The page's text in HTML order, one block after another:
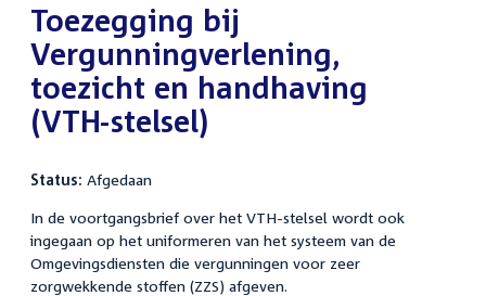
:Toezegging bij
Vergunningverlening,
toezicht en handhaving
(VTH-stelsel)
Status: Afgedaan
In de voortgangsbrief over het VTH-stelsel wordt ook
ingegaan op het uniformeren van het systeem van de
Omgevingsdiensten die vergunningen voor zeer
zorgwekkende stoffen (ZZS) afgeven.